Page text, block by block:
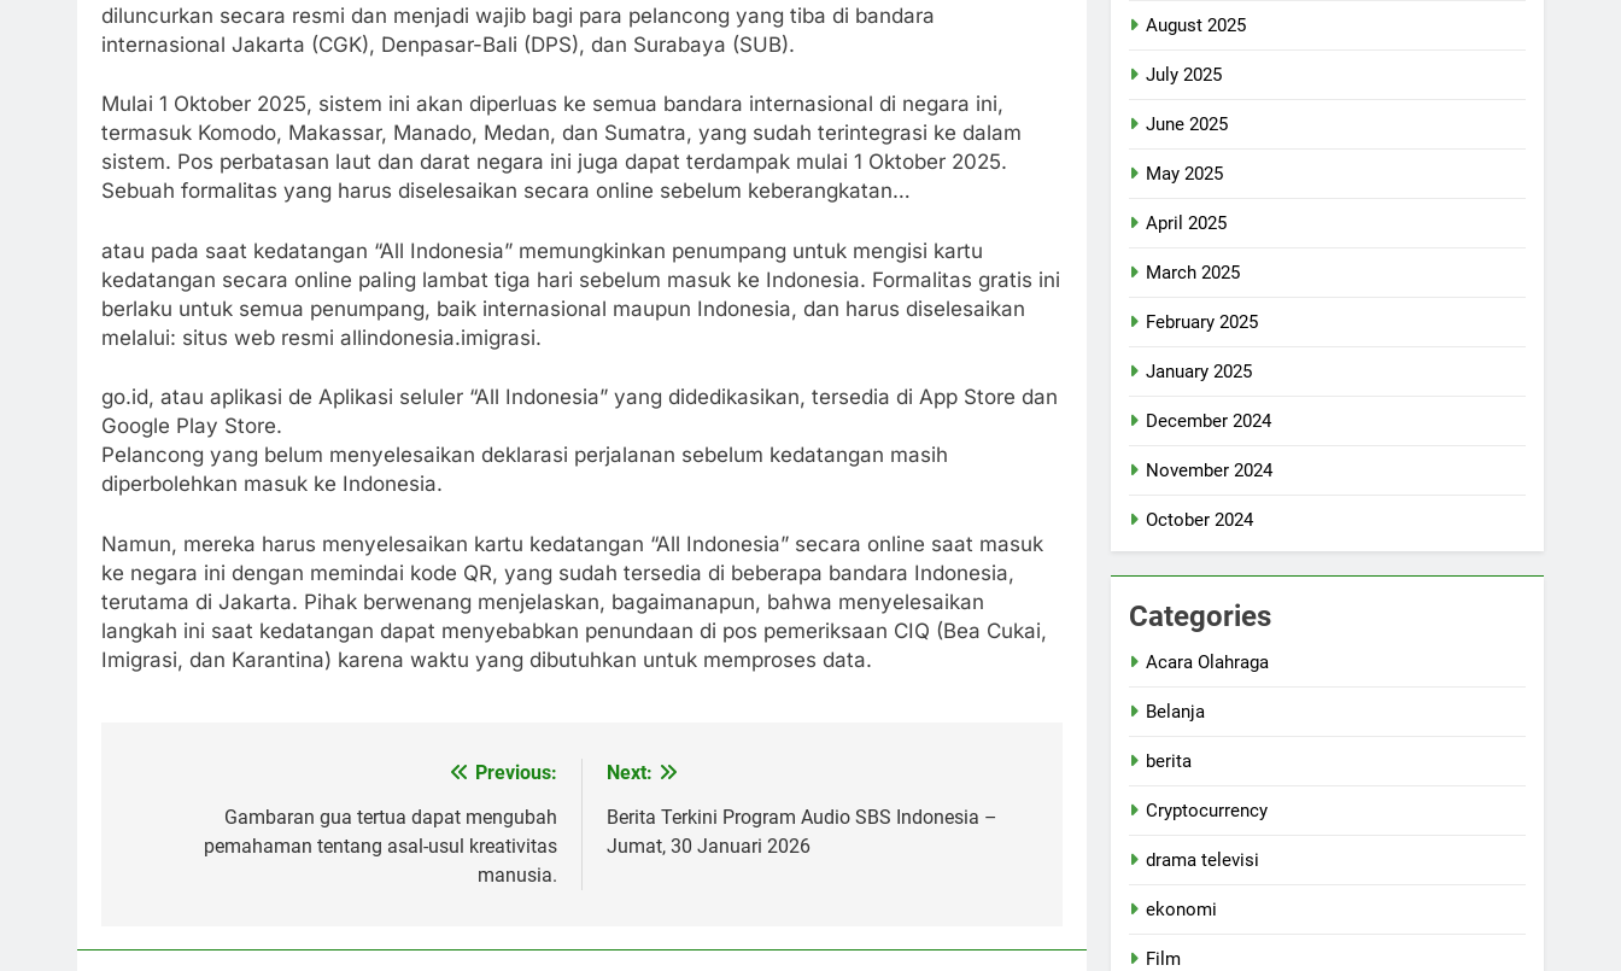
diluncurkan secara resmi dan menjadi wajib bagi para pelancong yang tiba di bandara
internasional Jakarta (CGK), Denpasar-Bali (DPS), dan Surabaya (SUB).
Mulai 1 Oktober 2025, sistem ini akan diperluas ke semua bandara internasional di negara ini,
termasuk Komodo, Makassar, Manado, Medan, dan Sumatra, yang sudah terintegrasi ke dalam
sistem. Pos perbatasan laut dan darat negara ini juga dapat terdampak mulai 1 Oktober 2025.
Sebuah formalitas yang harus diselesaikan secara online sebelum keberangkatan…
atau pada saat kedatangan “All Indonesia” memungkinkan penumpang untuk mengisi kartu
kedatangan secara online paling lambat tiga hari sebelum masuk ke Indonesia. Formalitas gratis ini
berlaku untuk semua penumpang, baik internasional maupun Indonesia, dan harus diselesaikan
melalui: situs web resmi allindonesia.imigrasi.
go.id, atau aplikasi de Aplikasi seluler “All Indonesia” yang didedikasikan, tersedia di App Store dan
Google Play Store.
Pelancong yang belum menyelesaikan deklarasi perjalanan sebelum kedatangan masih
diperbolehkan masuk ke Indonesia.
Namun, mereka harus menyelesaikan kartu kedatangan “All Indonesia” secara online saat masuk
ke negara ini dengan memindai kode QR, yang sudah tersedia di beberapa bandara Indonesia,
terutama di Jakarta. Pihak berwenang menjelaskan, bagaimanapun, bahwa menyelesaikan
langkah ini saat kedatangan dapat menyebabkan penundaan di pos pemeriksaan CIQ (Bea Cukai,
Imigrasi, dan Karantina) karena waktu yang dibutuhkan untuk memproses data.
navigation
Previous:
Gambaran gua tertua dapat mengubah
pemahaman tentang asal-usul kreativitas
manusia.
Next:
Berita Terkini Program Audio SBS Indonesia –
Jumat, 30 Januari 2026
August 2025
July 2025
June 2025
May 2025
April 2025
March 2025
February 2025
January 2025
December 2024
November 2024
October 2024
Categories
Acara Olahraga
Belanja
berita
Cryptocurrency
drama televisi
ekonomi
Film